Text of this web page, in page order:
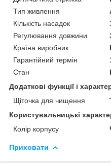
Тип живлення
Кількість насадок
Регулювання довжини
Країна виробник
Гарантійний термін
Стан
Додаткові функції і
Щіточка для чищення
Користувальницькі
Колір корпусу
Приховати